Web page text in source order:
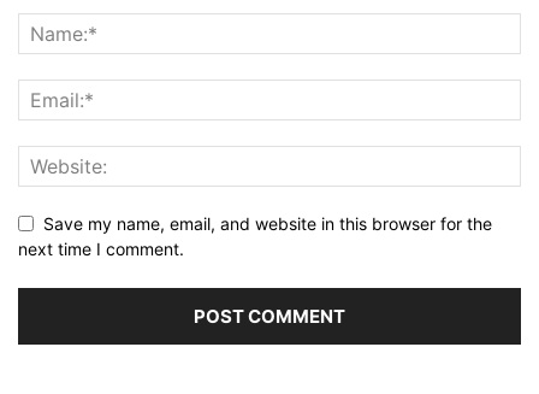
Save my name, email, and website in this browser for the
next time I comment.